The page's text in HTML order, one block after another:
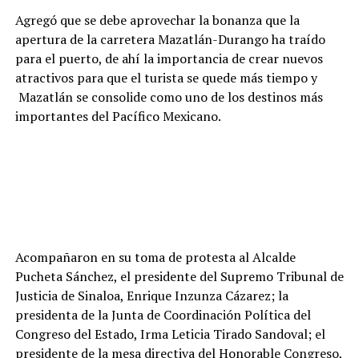
Agregó que se debe aprovechar la bonanza que la
apertura de la carretera Mazatlán-Durango ha traído
para el puerto, de ahí la importancia de crear nuevos
atractivos para que el turista se quede más tiempo y
Mazatlán se consolide como uno de los destinos más
importantes del Pacífico Mexicano.
Acompañaron en su toma de protesta al Alcalde
Pucheta Sánchez, el presidente del Supremo Tribunal de
Justicia de Sinaloa, Enrique Inzunza Cázarez; la
presidenta de la Junta de Coordinación Política del
Congreso del Estado, Irma Leticia Tirado Sandoval; el
presidente de la mesa directiva del Honorable Congreso,